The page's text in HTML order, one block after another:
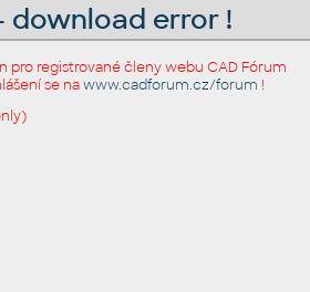
download error !
pro registrované členy webu CAD Fórum
se nawww.cadforum.cz/forum !